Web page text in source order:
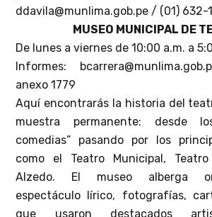
ddavila@munlima.gob.pe / (01) 632-
MUSEO MUNICIPAL DE
De lunes a viernes de 10:00 a.m. a
Informes:
anexo 1779
Aquí encontrarás la historia del
muestra permanente: desde
comedias” pasando por los
como el Teatro Municipal,
Alzedo. El museo alberga
espectáculo lírico, fotografías,
que usaron destacados